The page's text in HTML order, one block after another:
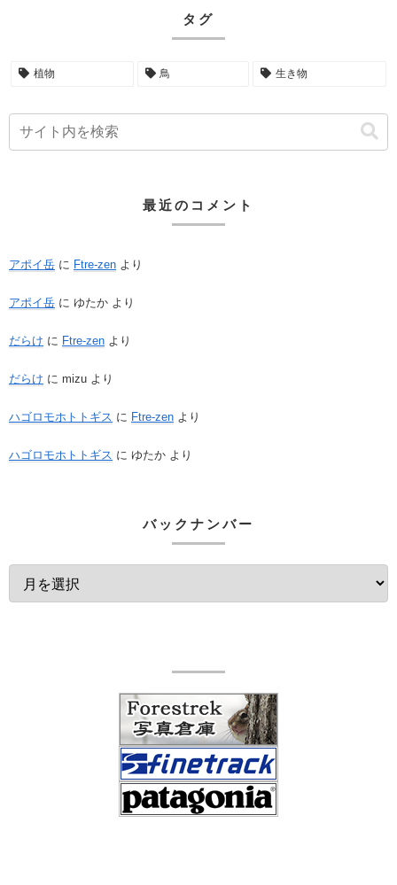
タグ
植物 鳥 生き物
最近のコメント
アポイ岳 に Ftre-zen より
アポイ岳 に ゆたか より
だらけ に Ftre-zen より
だらけ に mizu より
ハゴロモホトトギス に Ftre-zen より
ハゴロモホトトギス に ゆたか より
バックナンバー